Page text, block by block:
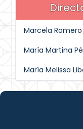
Marcela
María Martina
María Melissa